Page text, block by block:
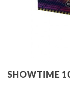
SHOWTIME